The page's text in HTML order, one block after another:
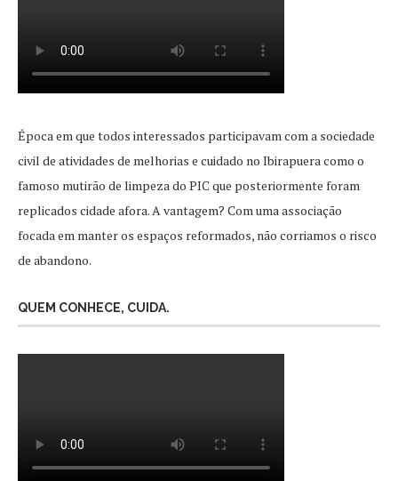
Época em que todos interessados participavam com a sociedade
civil de atividades de melhorias e cuidado no Ibirapuera como o
famoso mutirão de limpeza do PIC que posteriormente foram
replicados cidade afora. A vantagem? Com uma associação
focada em manter os espaços reformados, não corriamos o risco
de abandono.
QUEM CONHECE, CUIDA.